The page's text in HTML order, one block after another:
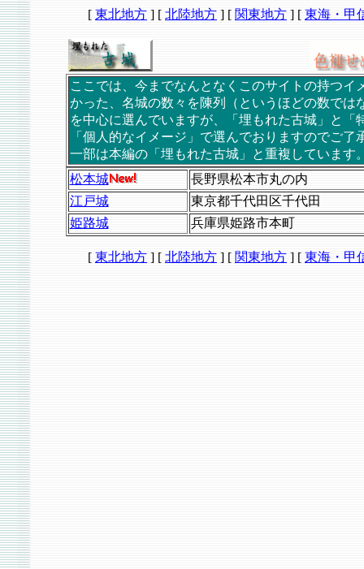
[ 東北地方 ] [ 北陸地方 ] [ 関東地方 ] [ 東海・甲
ここでは、今までなんとなくこのサイトの持つ
かった、名城の数々を陳列（というほどの数で
を中心に選んでいますが、「埋もれた古城」と
「個人的なイメージ」で選んでおりますのでご
一部は本編の「埋もれた古城」と重複しています
松本城
長野県松本市丸の内
江戸城
東京都千代田区千代田
姫路城
兵庫県姫路市本町
[ 東北地方 ] [ 北陸地方 ] [ 関東地方 ] [ 東海・甲